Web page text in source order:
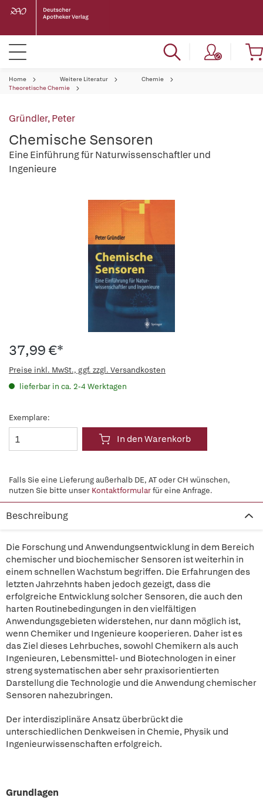
Home Weitere Literatur
Chemie
Theoretische Chemie
Gründler, Peter
Chemische Sensoren
Eine Einführung für Naturwissenschaftler und
Ingenieure
37,99 €*
Preise inkl. MwSt., ggf. zzgl. Versandkosten
lieferbar in ca. 2-4 Werktagen
Exemplare:
In den Warenkorb
Falls Sie eine Lieferung außerhalb DE, AT oder CH wünschen,
nutzen Sie bitte unser Kontaktformularfür eine Anfrage.
Beschreibung
Die Forschung und Anwendungsentwicklung in dem Bereich
chemischer und biochemischer Sensoren ist weiterhin in
einem schnellen Wachstum begriffen. Die Erfahrungen des
letzten Jahrzehnts haben jedoch gezeigt, dass die
erfolgreiche Entwicklung solcher Sensoren, die auch den
harten Routinebedingungen in den vielfältigen
Anwendungsgebieten widerstehen, nur dann möglich ist,
wenn Chemiker und Ingenieure kooperieren. Daher ist es
das Ziel dieses Lehrbuches, sowohl Chemikern als auch
Ingenieuren, Lebensmittel- und Biotechnologen in einer
streng systematischen aber sehr praxisorientierten
Darstellung die Technologie und die Anwendung chemischer
Sensoren nahezubringen.
Der interdisziplinäre Ansatz überbrückt die
unterschiedlichen Denkweisen in Chemie, Physik und
Ingenieurwissenschaften erfolgreich.
Grundlagen